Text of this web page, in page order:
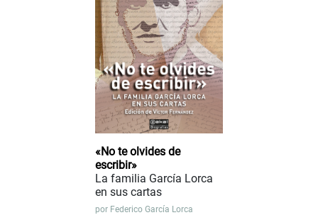
«No te olvides de
escribir»
La familia García Lorca
en sus cartas
por Federico García Lorca